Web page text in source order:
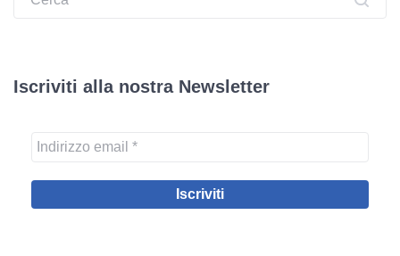
Iscriviti alla nostra Newsletter